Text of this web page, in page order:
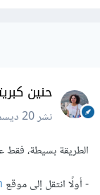
حنين
نشر20 ديسمبر 2015
الطريقة بسيطة، فقط
- أولًا انتقل إلى موقع